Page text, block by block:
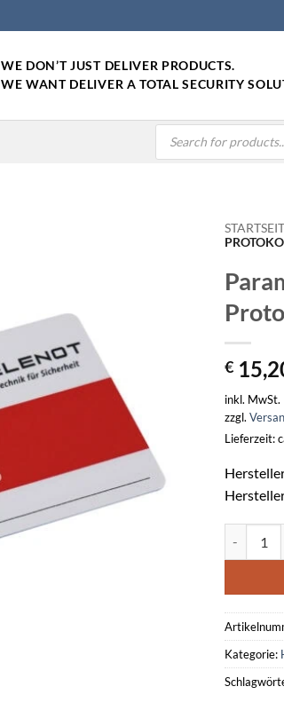
WE DON’T JUST DELIVER PRODUCTS.
WE WANT DELIVER A TOTAL SECURITY
Products
search
€
inkl. MwSt.
zzgl.
Lieferzeit:
Kategorie: